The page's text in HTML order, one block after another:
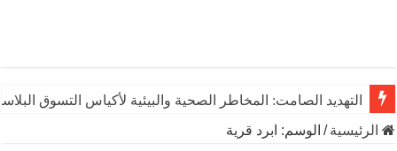
التهديد الصامت: المخاطر الصحية والبيئية لأكياس التسوق
الرئيسية/ الوسم: ابرد قرية